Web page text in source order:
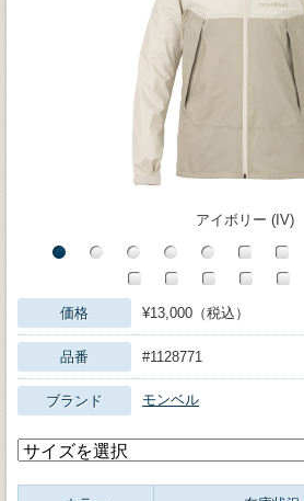
アイボリー (IV)
価格 ¥13,000（税込）
品番 #1128771
ブランド モンベル